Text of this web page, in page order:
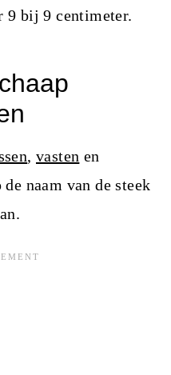
9 bij 9 centimeter.
, vasten en
naam van de steek